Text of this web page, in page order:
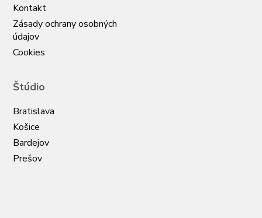
Kontakt
Zásady ochrany osobných
údajov
Cookies
Štúdio
Bratislava
Košice
Bardejov
Prešov